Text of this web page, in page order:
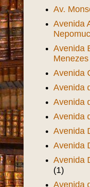
Av.
Avenida
Avenida
Menezes
Avenida
Avenida
Avenida
Avenida
Avenida
Avenida
Avenida
(1)
Avenida